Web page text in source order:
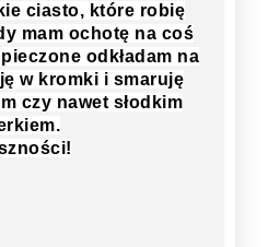
ciasto, które robię
mam ochotę na coś
odkładam na
w kromki i smaruję
czy nawet słodkim